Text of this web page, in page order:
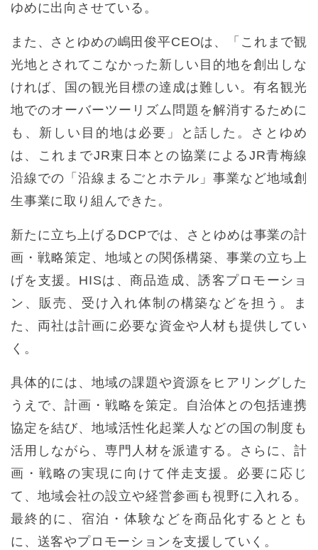
ゆめに出向させている。
また、さとゆめの嶋田俊平CEOは、「これまで観
光地とされてこなかった新しい目的地を創出しな
ければ、国の観光目標の達成は難しい。有名観光
地でのオーバーツーリズム問題を解消するために
も、新しい目的地は必要」と話した。さとゆめ
は、これまでJR東日本との協業によるJR青梅線
沿線での「沿線まるごとホテル」事業など地域創
生事業に取り組んできた。
新たに立ち上げるDCPでは、さとゆめは事業の計
画・戦略策定、地域との関係構築、事業の立ち上
げを支援。HISは、商品造成、誘客プロモーショ
ン、販売、受け入れ体制の構築などを担う。ま
た、両社は計画に必要な資金や人材も提供してい
く。
具体的には、地域の課題や資源をヒアリングした
うえで、計画・戦略を策定。自治体との包括連携
協定を結び、地域活性化起業人などの国の制度も
活用しながら、専門人材を派遣する。さらに、計
画・戦略の実現に向けて伴走支援。必要に応じ
て、地域会社の設立や経営参画も視野に入れる。
最終的に、宿泊・体験などを商品化するととも
に、送客やプロモーションを支援していく。